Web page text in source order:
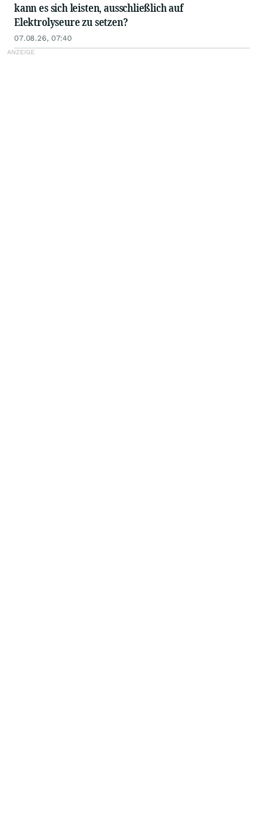
kann es sich leisten, ausschließlich auf
Elektrolyseure zu setzen?
07.08.26, 07:40